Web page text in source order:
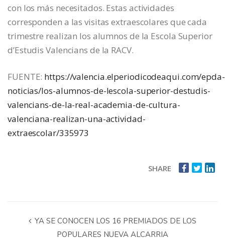
con los más necesitados. Estas actividades
corresponden a las visitas extraescolares que cada
trimestre realizan los alumnos de la Escola Superior
d’Estudis Valencians de la RACV.
FUENTE: https://valencia.elperiodicodeaqui.com/epda-
noticias/los-alumnos-de-lescola-superior-destudis-
valencians-de-la-real-academia-de-cultura-
valenciana-realizan-una-actividad-
extraescolar/335973
SHARE
YA SE CONOCEN LOS 16 PREMIADOS DE LOS
POPULARES NUEVA ALCARRIA